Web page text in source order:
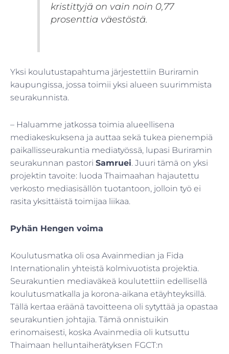
kristittyjä on vain noin 0,77
prosenttia väestöstä.
Yksi koulutustapahtuma järjestettiin Buriramin
kaupungissa, jossa toimii yksi alueen suurimmista
seurakunnista.
– Haluamme jatkossa toimia alueellisena
mediakeskuksena ja auttaa sekä tukea pienempiä
paikallisseurakuntia mediatyössä, lupasi Buriramin
seurakunnan pastori Samruei. Juuri tämä on yksi
projektin tavoite: luoda Thaimaahan hajautettu
verkosto mediasisällön tuotantoon, jolloin työ ei
rasita yksittäistä toimijaa liikaa.
Pyhän Hengen voima
Koulutusmatka oli osa Avainmedian ja Fida
Internationalin yhteistä kolmivuotista projektia.
Seurakuntien mediaväkeä koulutettiin edellisellä
koulutusmatkalla ja korona-aikana etäyhteyksillä.
Tällä kertaa eräänä tavoitteena oli sytyttää ja opastaa
seurakuntien johtajia. Tämä onnistuikin
erinomaisesti, koska Avainmedia oli kutsuttu
Thaimaan helluntaiherätyksen FGCT:n